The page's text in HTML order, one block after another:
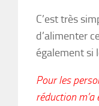
C’est très
d’alimenter
également si
Pour les
réduction